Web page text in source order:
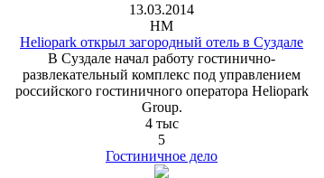
13.03.2014
HM
Heliopark открыл загородный отель в Суздале
В Суздале начал работу гостинично-
развлекательный комплекс под управлением
российского гостиничного оператора Heliopark
Group.
4 тыс
5
Гостиничное дело